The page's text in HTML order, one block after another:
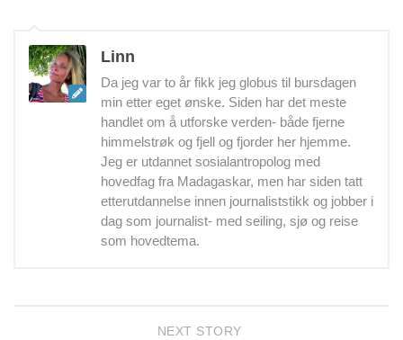
Linn
Da jeg var to år fikk jeg globus til bursdagen
min etter eget ønske. Siden har det meste
handlet om å utforske verden- både fjerne
himmelstrøk og fjell og fjorder her hjemme.
Jeg er utdannet sosialantropolog med
hovedfag fra Madagaskar, men har siden tatt
etterutdannelse innen journaliststikk og jobber i
dag som journalist- med seiling, sjø og reise
som hovedtema.
NEXT STORY